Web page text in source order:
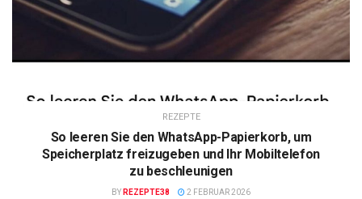
REZEPTE
So leeren Sie den WhatsApp-Papierkorb, um
Speicherplatz freizugeben und Ihr Mobiltelefon
zu beschleunigen
BY REZEPTE38 2 FEBRUAR 2026